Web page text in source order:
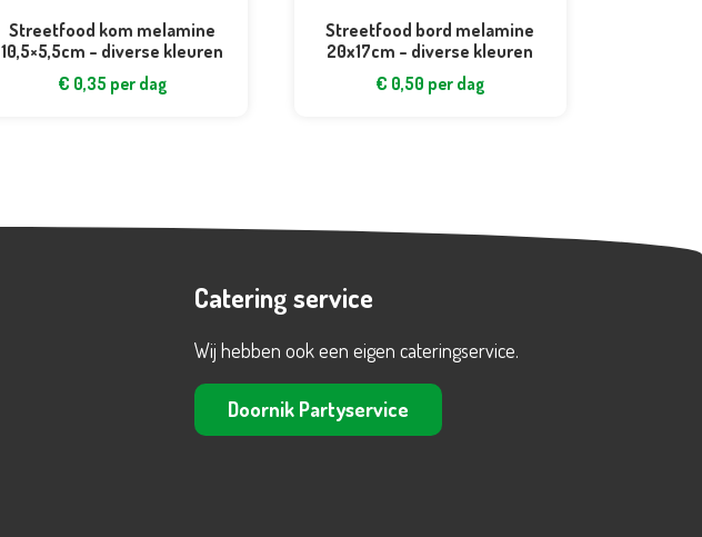
Streetfood kom melamine
10,5×5,5cm – diverse kleuren
€ 0,35 per dag
Streetfood bord melamine
20x17cm – diverse kleuren
€ 0,50 per dag
Catering service
Wij hebben ook een eigen cateringservice.
Doornik Partyservice